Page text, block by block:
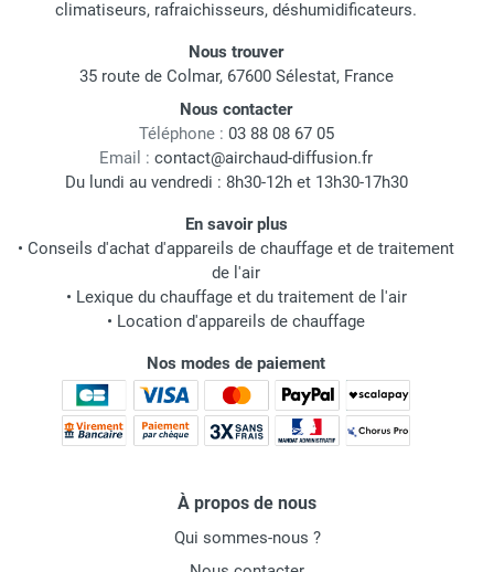
climatiseurs, rafraichisseurs, déshumidificateurs.
Nous trouver
35 route de Colmar, 67600 Sélestat, France
Nous contacter
Téléphone : 03 88 08 67 05
Email : contact@airchaud-diffusion.fr
Du lundi au vendredi : 8h30-12h et 13h30-17h30
En savoir plus
• Conseils d'achat d'appareils de chauffage et de traitement
de l'air
• Lexique du chauffage et du traitement de l'air
• Location d'appareils de chauffage
Nos modes de paiement
À propos de nous
Qui sommes-nous ?